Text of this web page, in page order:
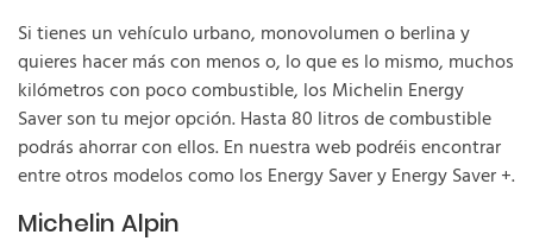
Si tienes un vehículo urbano, monovolumen o berlina y
quieres hacer más con menos o, lo que es lo mismo, muchos
kilómetros con poco combustible, los Michelin Energy
Saver son tu mejor opción. Hasta 80 litros de combustible
podrás ahorrar con ellos. En nuestra web podréis encontrar
entre otros modelos como los Energy Saver y Energy Saver +.
Michelin Alpin